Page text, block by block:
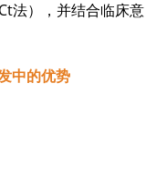
法），并结合临床意
中的优势